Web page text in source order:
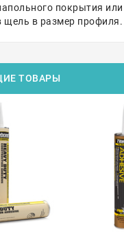
покрытия или
щель в размер профиля.
ТОВАРЫ